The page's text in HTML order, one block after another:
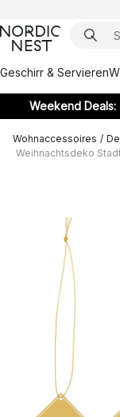
Geschirr & Servieren
Weekend Deals:
Wohnaccessoires /
Weihnachtsdeko